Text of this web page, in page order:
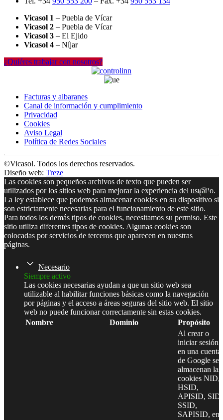
Vicasol 1 – Puebla de Vícar
Vicasol 2 – Puebla de Vícar
Vicasol 3 – El Ejido
Vicasol 4 – Níjar
¿Quiéres trabajar con nosotros?
Facturas y albaranes
Canal de información y cumplimiento
Privacidad
Cookies
Aviso Legal
Política de Redes Sociales
©Vicasol. Todos los derechos reservados.
Diseño web: Treze
Las cookies son pequeños archivos de texto que pueden ser
utilizados por los sitios web para mejorar la experiencia del usuario.
La ley establece que podemos almacenar cookies en su dispositivo si
son estrictamente necesarias para el funcionamiento de este sitio.
Para todos los demás tipos de cookies, necesitamos su permiso. Este
sitio utiliza diferentes tipos de cookies. Algunas cookies son
colocadas por servicios de terceros que aparecen en nuestras
páginas.
Necesario
Siempre activo
Las cookies necesarias ayudan a que un sitio web sea
utilizable al habilitar funciones básicas como la navegación
por páginas y el acceso a áreas seguras del sitio web. El sitio
web no puede funcionar correctamente sin estas cookies.
Nombre
Dominio
Propósito
Al crear o
iniciar sesión
en una cuenta
de Google se
almacenan las
cookies NID,
HSID,
APISID, SID,
SSID,
SAPISID, en